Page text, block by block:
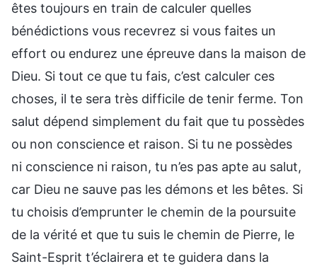
êtes toujours en train de calculer quelles
bénédictions vous recevrez si vous faites un
effort ou endurez une épreuve dans la maison de
Dieu. Si tout ce que tu fais, c’est calculer ces
choses, il te sera très difficile de tenir ferme. Ton
salut dépend simplement du fait que tu possèdes
ou non conscience et raison. Si tu ne possèdes
ni conscience ni raison, tu n’es pas apte au salut,
car Dieu ne sauve pas les démons et les bêtes. Si
tu choisis d’emprunter le chemin de la poursuite
de la vérité et que tu suis le chemin de Pierre, le
Saint-Esprit t’éclairera et te guidera dans la